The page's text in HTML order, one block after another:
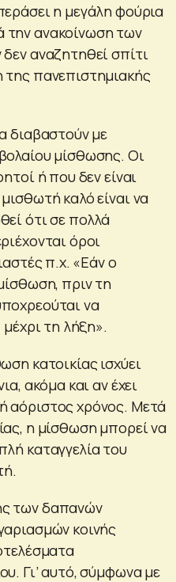
η μεγάλη φούρια
ανακοίνωση των
αναζητηθεί σπίτι
πανεπιστημιακής
διαβαστούν με
μίσθωσης. Οι
ή που δεν είναι
καλό είναι να
ότι σε πολλά
όροι
π.χ. «Εάν ο
πριν τη
να
μέχρι τη λήξη».
κατοικίας ισχύει
ακόμα και αν έχει
αόριστος χρόνος. Μετά
η μίσθωση μπορεί να
καταγγελία του
των δαπανών
κοινής
Γι’ αυτό, σύμφωνα με